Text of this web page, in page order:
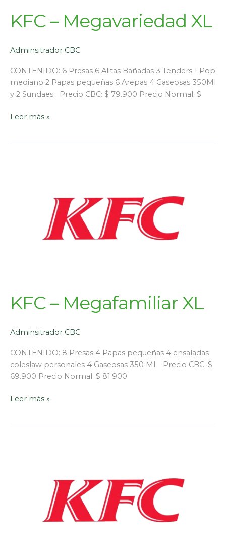
KFC – Megavariedad XL
Adminsitrador CBC
CONTENIDO: 6 Presas 6 Alitas Bañadas 3 Tenders 1 Pop
mediano 2 Papas pequeñas 6 Arepas 4 Gaseosas 350Ml
y 2 Sundaes Precio CBC: $ 79.900 Precio Normal: $
Leer más »
KFC – Megafamiliar XL
Adminsitrador CBC
CONTENIDO: 8 Presas 4 Papas pequeñas 4 ensaladas
coleslaw personales 4 Gaseosas 350 Ml. Precio CBC: $
69.900 Precio Normal: $ 81.900
Leer más »